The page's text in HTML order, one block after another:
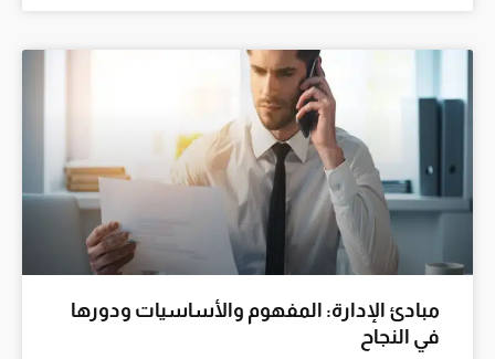
مبادئ الإدارة: المفهوم والأساسيات ودورها
في النجاح